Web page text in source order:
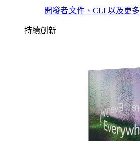
開發者文件、CLI 以及更多
持續創新